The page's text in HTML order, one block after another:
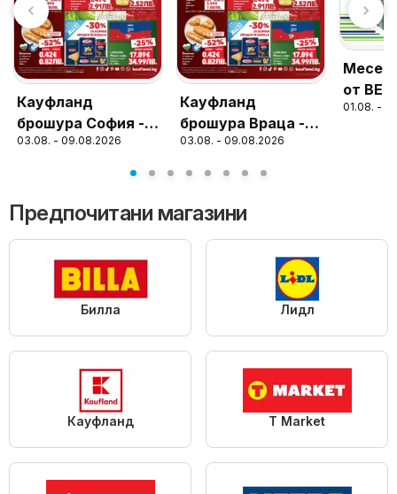
Кауфланд
брошура София -
Топ оферти
03.08. - 09.08.2026
Кауфланд
брошура Враца -
Топ оферти
03.08. - 09.08.2026
от
01.08. -
Предпочитани магазини
Билла Лидл
Кауфланд T Market